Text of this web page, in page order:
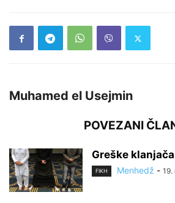
Muhamed el Usejmin
POVEZANI
Greške
FIKH Menhedž - 19.